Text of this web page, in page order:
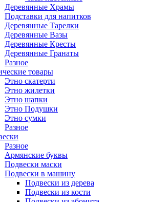
Деревянные Храмы
Подставки для напитков
Деревянные Тарелки
Деревянные Вазы
Деревянные Кресты
Деревянные Гранаты
Разное
товары
Этно скатерти
Этно жилетки
Этно шапки
Этно Подушки
Этно сумки
Разное
Разное
Армянские буквы
Подвески маски
Подвески в машину
Подвески из дерева
Подвески из кости